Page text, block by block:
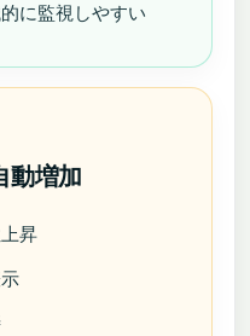
に監視しやすい
動増加
昇